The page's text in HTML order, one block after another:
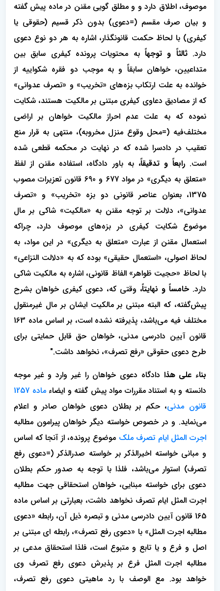
موصوف، اطلاق دارد و و مطلق گویی مقنن در ماده پیش گفته
و بیان صرف مقسم (=دعوی) بدون ذکر قسیم (حقوقی یا
کیفری) با لحاظ حکمت قانونگذار، اشاره به هر دو نوع دعوی
دارد.ثالثاً و توجهاً به محتویات پرونده کیفری سابق بین
متداعیین، خواهان سابقاً و به موجب دو فقره شکواییه از
خوانده به علت ارتکاب بزه‌های «تخریب» و «تصرف عدوانی»
که از مصادیق دعاوی کیفری مبتنی بر مالکیت هستند، شکایت
نموده که به علت عدم احراز مالکیت خواهان بر اراضی
مختلف‌فیه (=محل وقوع منزل مخروبه)، منتهی به قرار منع
تعقیب در دادسرا شده که در نهایت در محکمه قطعی شده
است. رابعاً و تدقیقاً، به باور دادگاه، استفاده مقنن از لفظ
«متعلق به دیگری» در مواد 677 و 690 قانون تعزیرات مصوب
1375، بعنوان عناصر قانونی دو بزه «تخریب» و «تصرف
عدوانی»، دلالت بر توجه مقنن به «مالکیت» شاکی بر مال
موضوع شکایت کیفری در بزه‌های موصوف دارد، چراکه
استعمال مقنن از عبارت «متعلق به دیگری» در این مواد، به
لحاظ اصولی، «استعمال حقیقی» بوده که به «دلالت التزاعی»
با لحاظ «حجیت ظواهر» الفاظ قانونی، اشاره به مالکیت شاکی
دارد. خامساً و نهایتاً، وقتی که، دعوی کیفری خواهان بشرح
پیش‌گفته، که البته مبتنی بر مالکیت ایشان بر مال غیرمنقول
مختلف فیه می‌باشد، پذیرفته نشده است، بر اساس ماده 163
قانون آیین دادرسی مدنی، خواهان حق قابل حمایتی برای
طرح دعوی حقوقی «رفع تصرف»، نخواهد داشت."
بناء علی هذا دادگاه دعوی خواهان را غیر وارد و غیر موجه
دانسته و به استناد مقررات مواد پیش گفته و ایضاء
ماده 1257
قانون مدنی، حکم بر بطلان دعوی خواهان صادر و اعلام
می‌نماید. و در خصوص خواسته دیگر خواهان پیرامون مطالبه
اجرت المثل ایام تصرف ملک موضوع پرونده، از آنجا که اساس
و مبانی خواسته اخیرالذکر بر خواسته صدرالذکر (=دعوی رفع
تصرف) استوار می‌باشد، فلذا با توجه به صدور حکم بطلان
دعوی برای خواسته مبنایی، خواهان استحقاقی جهت مطالبه
اجرت المثل ایام تصرف نخواهد داشت، بعبارتی بر اساس ماده
165 قانون آیین دادرسی مدنی و تبصره ذیل آن، رابطه «دعوی
مطالبه اجرت المثل» با «دعوی رفع تصرف»، رابطه ای مبتنی بر
اصل و فرع و یا تابع و متبوع است، فلذا استحقاق مدعی بر
مطالبه اجرت المثل فرع بر پذیرش دعوی رفع تصرف وی
خواهد بود. مع الوصف با رد ماهیتی دعوی رفع تصرف،